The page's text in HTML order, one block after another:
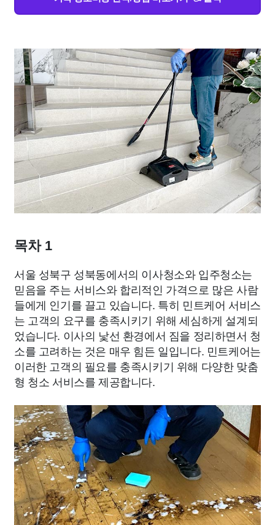
목차 1
서울 성북구 성북동에서의 이사청소와 입주청소는
믿음을 주는 서비스와 합리적인 가격으로 많은 사람
들에게 인기를 끌고 있습니다. 특히 민트케어 서비스
는 고객의 요구를 충족시키기 위해 세심하게 설계되
었습니다. 이사의 낯선 환경에서 짐을 정리하면서 청
소를 고려하는 것은 매우 힘든 일입니다. 민트케어는
이러한 고객의 필요를 충족시키기 위해 다양한 맞춤
형 청소 서비스를 제공합니다.